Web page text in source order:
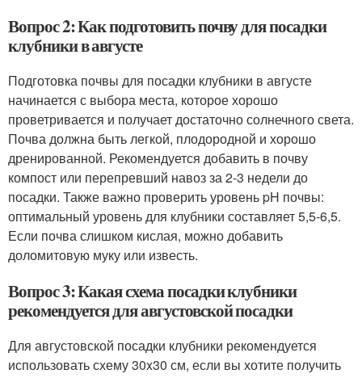
Вопрос 2: Как подготовить почву для посадки
клубники в августе
Подготовка почвы для посадки клубники в августе
начинается с выбора места, которое хорошо
проветривается и получает достаточно солнечного света.
Почва должна быть легкой, плодородной и хорошо
дренированной. Рекомендуется добавить в почву
компост или перепревший навоз за 2-3 недели до
посадки. Также важно проверить уровень pH почвы:
оптимальный уровень для клубники составляет 5,5-6,5.
Если почва слишком кислая, можно добавить
доломитовую муку или известь.
Вопрос 3: Какая схема посадки клубники
рекомендуется для августовской посадки
Для августовской посадки клубники рекомендуется
использовать схему 30x30 см, если вы хотите получить